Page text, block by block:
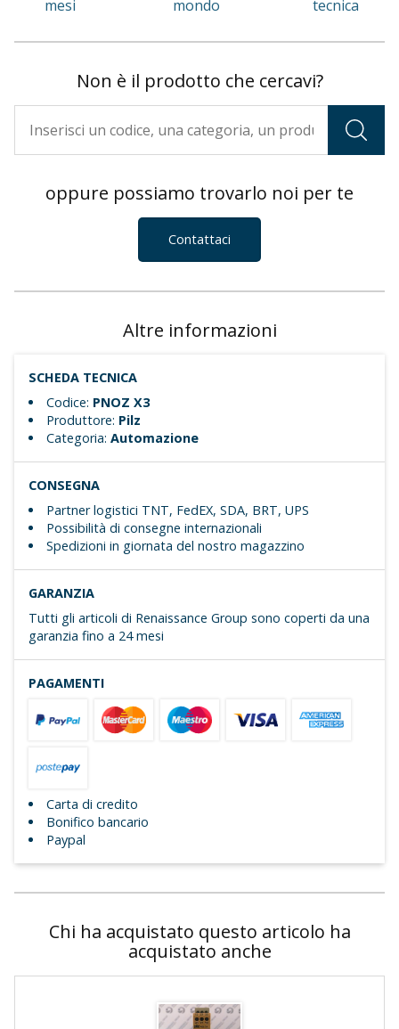
mesi mondo tecnica
Non è il prodotto che cercavi?
oppure possiamo trovarlo noi per te
Contattaci
Altre informazioni
SCHEDA TECNICA
Codice: PNOZ X3
Produttore: Pilz
Categoria:Automazione
CONSEGNA
Partner logistici TNT, FedEX, SDA, BRT, UPS
Possibilità di consegne internazionali
Spedizioni in giornata del nostro magazzino
GARANZIA
Tutti gli articoli di Renaissance Group sono coperti da una
garanzia fino a 24 mesi
PAGAMENTI
Carta di credito
Bonifico bancario
Paypal
Chi ha acquistato questo articolo ha
acquistato anche